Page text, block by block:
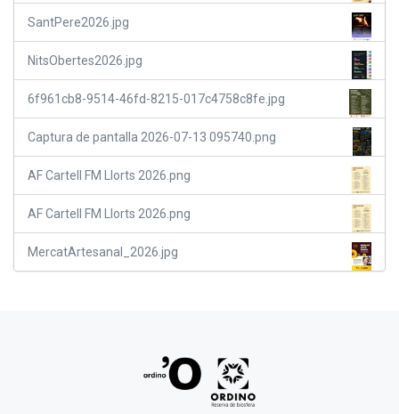
SantPere2026.jpg
NitsObertes2026.jpg
6f961cb8-9514-46fd-8215-017c4758c8fe.jpg
Captura de pantalla 2026-07-13 095740.png
AF Cartell FM Llorts 2026.png
AF Cartell FM Llorts 2026.png
MercatArtesanal_2026.jpg